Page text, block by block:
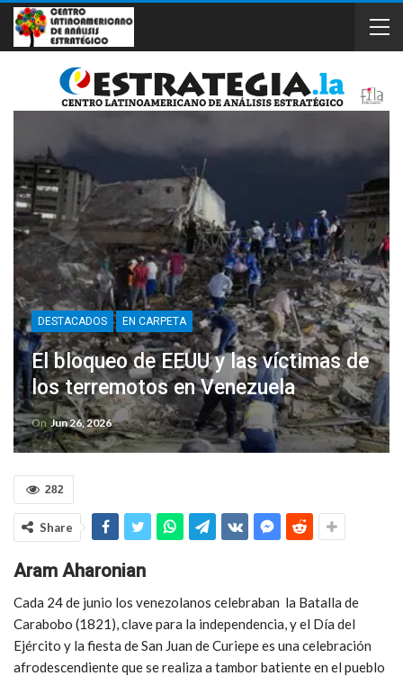
DESTACADOS EN CARPETA
El bloqueo de EEUU y las víctimas de
los terremotos en Venezuela
On Jun 26, 2026
282
Share
Aram Aharonian
Cada 24 de junio los venezolanos celebraban la Batalla de
Carabobo (1821), clave para la independencia, y el Día del
Ejército y la fiesta de San Juan de Curiepe es una celebración
afrodescendiente que se realiza a tambor batiente en el pueblo